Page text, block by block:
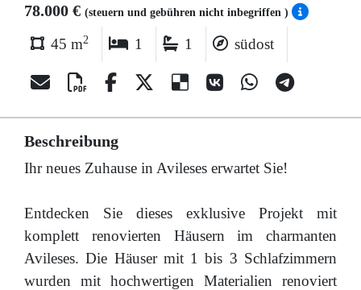
78.000 € (steuern und gebühren nicht inbegriffen )
45 m2 1 1 südost
Beschreibung
Ihr neues Zuhause in Avileses erwartet Sie!
Entdecken Sie dieses exklusive Projekt mit
komplett renovierten Häusern im charmanten
Avileses. Die Häuser mit 1 bis 3 Schlafzimmern
wurden mit hochwertigen Materialien renoviert